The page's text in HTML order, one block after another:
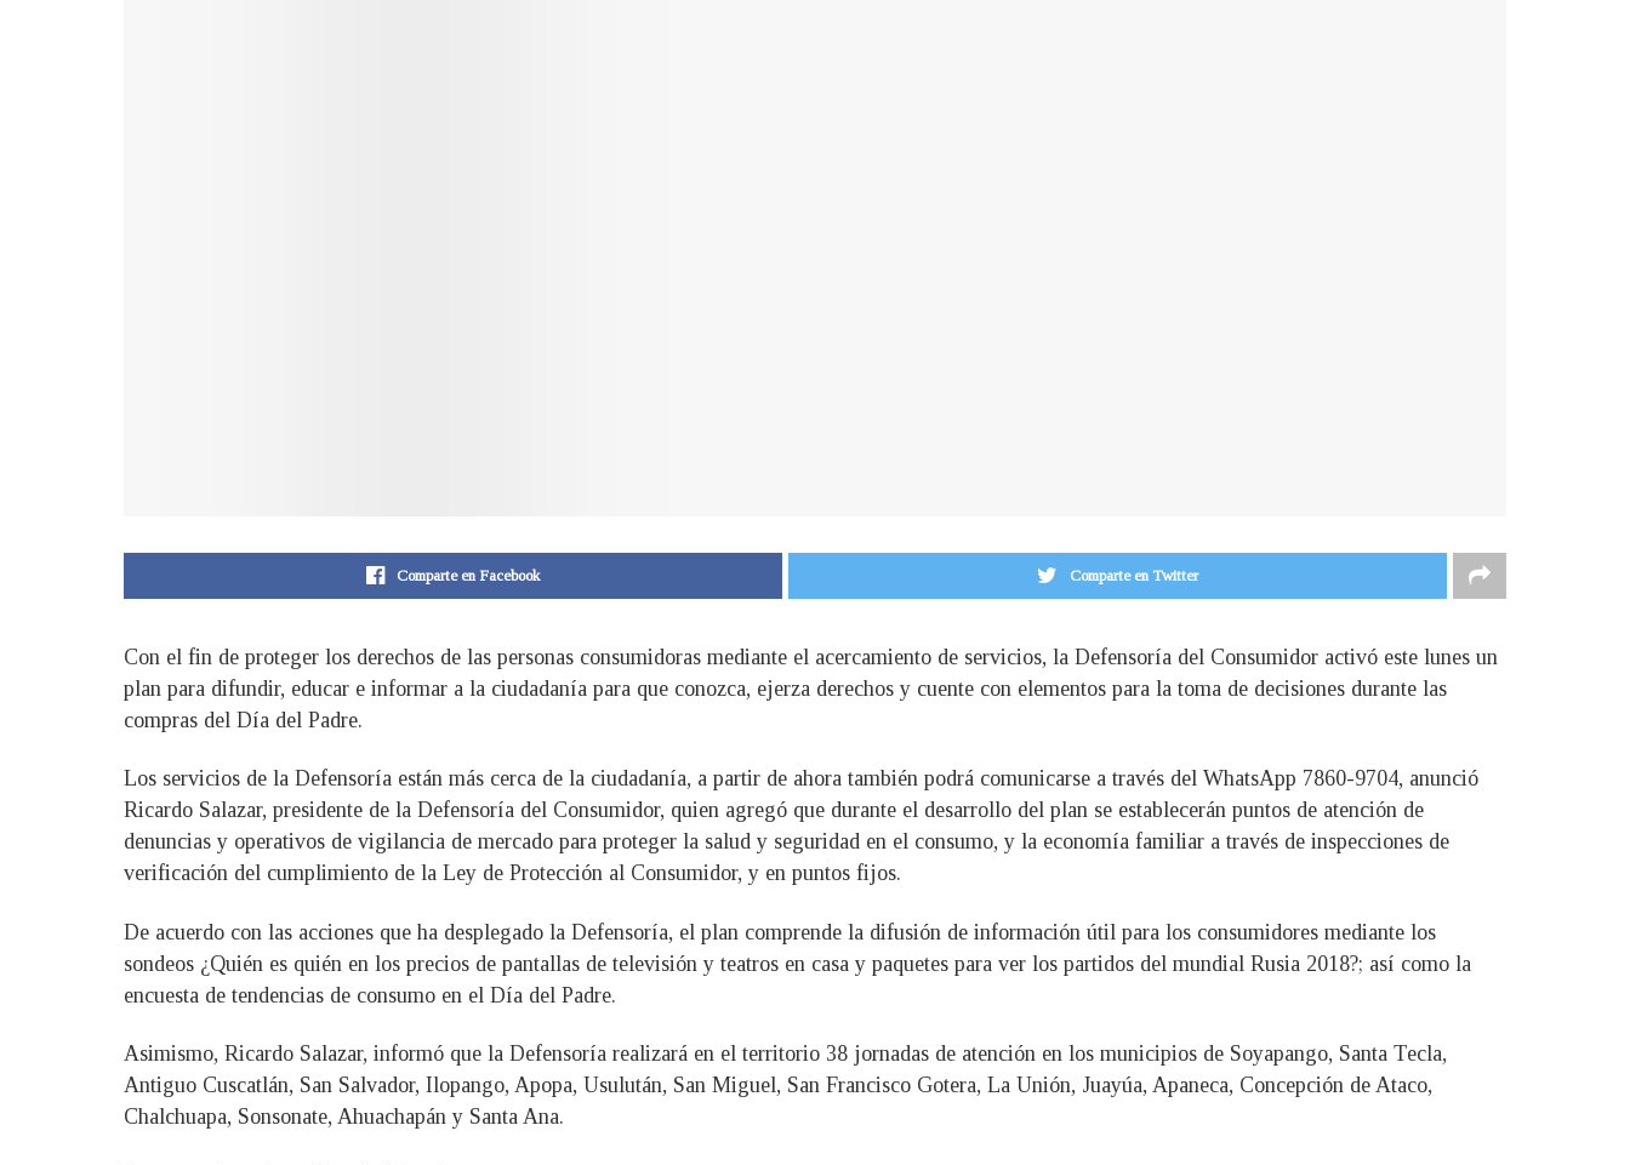
Comparte en Facebook Comparte en Twitter
Con el fin de proteger los derechos de las personas consumidoras mediante el acercamiento de servicios, la Defensoría del Consumidor activó este lunes un
plan para difundir, educar e informar a la ciudadanía para que conozca, ejerza derechos y cuente con elementos para la toma de decisiones durante las
compras del Día del Padre.
Los servicios de la Defensoría están más cerca de la ciudadanía, a partir de ahora también podrá comunicarse a través del WhatsApp 7860-9704, anunció
Ricardo Salazar, presidente de la Defensoría del Consumidor, quien agregó que durante el desarrollo del plan se establecerán puntos de atención de
denuncias y operativos de vigilancia de mercado para proteger la salud y seguridad en el consumo, y la economía familiar a través de inspecciones de
verificación del cumplimiento de la Ley de Protección al Consumidor, y en puntos fijos.
De acuerdo con las acciones que ha desplegado la Defensoría, el plan comprende la difusión de información útil para los consumidores mediante los
sondeos ¿Quién es quién en los precios de pantallas de televisión y teatros en casa y paquetes para ver los partidos del mundial Rusia 2018?; así como la
encuesta de tendencias de consumo en el Día del Padre.
Asimismo, Ricardo Salazar, informó que la Defensoría realizará en el territorio 38 jornadas de atención en los municipios de Soyapango, Santa Tecla,
Antiguo Cuscatlán, San Salvador, Ilopango, Apopa, Usulután, San Miguel, San Francisco Gotera, La Unión, Juayúa, Apaneca, Concepción de Ataco,
Chalchuapa, Sonsonate, Ahuachapán y Santa Ana.